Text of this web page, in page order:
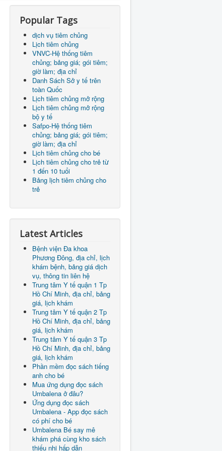
Popular Tags
dịch vụ tiêm chủng
Lịch tiêm chủng
VNVC-Hệ thống tiêm
chủng; bảng giá; gói tiêm;
giờ làm; địa chỉ
Danh Sách Sở y tế trên
toàn Quốc
Lịch tiêm chủng mở rộng
Lịch tiêm chủng mở rộng
bộ y tế
Safpo-Hệ thống tiêm
chủng; bảng giá; gói tiêm;
giờ làm; địa chỉ
Lịch tiêm chủng cho bé
Lịch tiêm chủng cho trẻ từ
1 đến 10 tuổi
Bảng lịch tiêm chủng cho
trẻ
Latest Articles
Bệnh viện Đa khoa
Phương Đông, địa chỉ, lịch
khám bệnh, bảng giá dịch
vụ, thông tin liên hệ
Trung tâm Y tế quận 1 Tp
Hồ Chí Minh, địa chỉ, bảng
giá, lịch khám
Trung tâm Y tế quận 2 Tp
Hồ Chí Minh, địa chỉ, bảng
giá, lịch khám
Trung tâm Y tế quận 3 Tp
Hồ Chí Minh, địa chỉ, bảng
giá, lịch khám
Phần mềm đọc sách tiếng
anh cho bé
Mua ứng dụng đọc sách
Umbalena ở đâu?
Ứng dụng đọc sách
Umbalena - App đọc sách
có phí cho bé
Umbalena Bé say mê
khám phá cùng kho sách
thiếu nhi hấp dẫn